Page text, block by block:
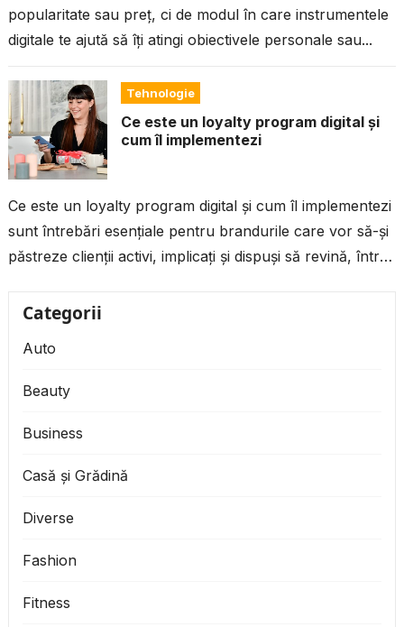
popularitate sau preț, ci de modul în care instrumentele
digitale te ajută să îți atingi obiectivele personale sau...
Tehnologie
Ce este un loyalty program digital și
cum îl implementezi
Ce este un loyalty program digital și cum îl implementezi
sunt întrebări esențiale pentru brandurile care vor să-și
păstreze clienții activi, implicați și dispuși să revină, într-o
Categorii
Auto
Beauty
Business
Casă și Grădină
Diverse
Fashion
Fitness